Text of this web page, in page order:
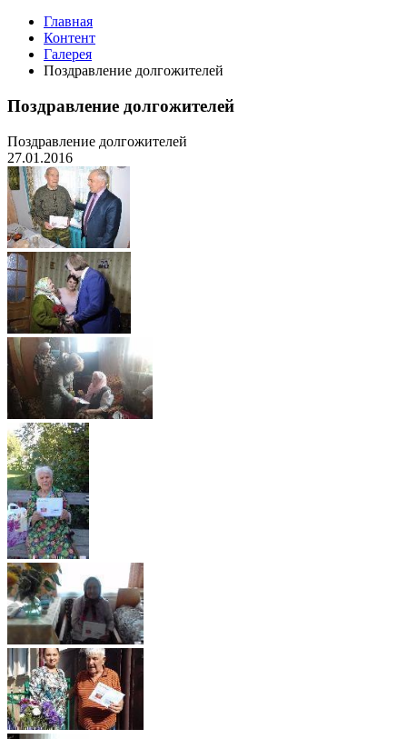
Главная
Контент
Галерея
Поздравление долгожителей
Поздравление долгожителей
Поздравление долгожителей
27.01.2016